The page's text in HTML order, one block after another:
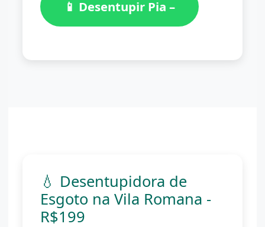
📱 Desentupir Pia –
💧 Desentupidora de
Esgoto na Vila Romana -
R$199